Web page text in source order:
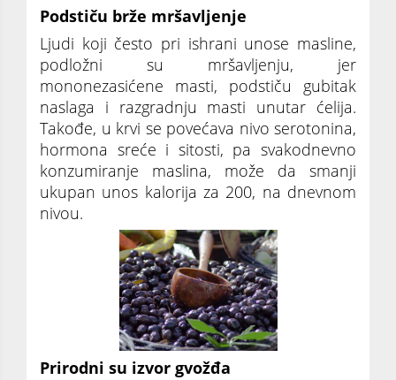
Podstiču brže mršavljenje
Ljudi koji često pri ishrani unose masline,
podložni su mršavljenju, jer
mononezasićene masti, podstiču gubitak
naslaga i razgradnju masti unutar ćelija.
Takođe, u krvi se povećava nivo serotonina,
hormona sreće i sitosti, pa svakodnevno
konzumiranje maslina, može da smanji
ukupan unos kalorija za 200, na dnevnom
nivou.
Prirodni su izvor gvožđa